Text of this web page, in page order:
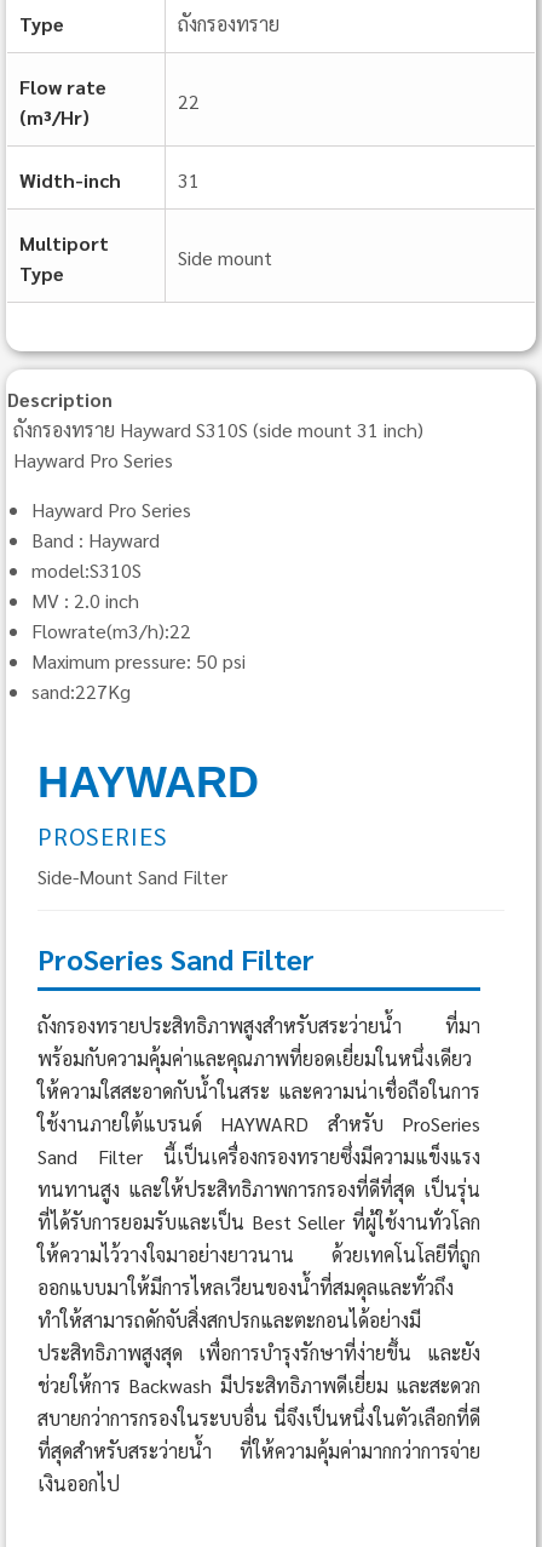
Type ถังกรองทราย
Flow rate
(m³/Hr)
22
Width-inch 31
Multiport
Type
Side mount
Description
ถังกรองทราย Hayward S310S (side mount 31 inch)
Hayward Pro Series
Hayward Pro Series
Band : Hayward
model:S310S
MV : 2.0 inch
Flowrate(m3/h):22
Maximum pressure: 50 psi
sand:227Kg
HAYWARD
PROSERIES
Side-Mount Sand Filter
ProSeries Sand Filter
ถังกรองทรายประสิทธิภาพสูงสำหรับสระว่ายน้ำ ที่มา
พร้อมกับความคุ้มค่าและคุณภาพที่ยอดเยี่ยมในหนึ่งเดียว
ให้ความใสสะอาดกับน้ำในสระ และความน่าเชื่อถือในการ
ใช้งานภายใต้แบรนด์ HAYWARD สำหรับ ProSeries
Sand Filter นี้เป็นเครื่องกรองทรายซึ่งมีความแข็งแรง
ทนทานสูง และให้ประสิทธิภาพการกรองที่ดีที่สุด เป็นรุ่น
ที่ได้รับการยอมรับและเป็น Best Seller ที่ผู้ใช้งานทั่วโลก
ให้ความไว้วางใจมาอย่างยาวนาน ด้วยเทคโนโลยีที่ถูก
ออกแบบมาให้มีการไหลเวียนของน้ำที่สมดุลและทั่วถึง
ทำให้สามารถดักจับสิ่งสกปรกและตะกอนได้อย่างมี
ประสิทธิภาพสูงสุด เพื่อการบำรุงรักษาที่ง่ายขึ้น และยัง
ช่วยให้การ Backwash มีประสิทธิภาพดีเยี่ยม และสะดวก
สบายกว่าการกรองในระบบอื่น นี่จึงเป็นหนึ่งในตัวเลือกที่ดี
ที่สุดสำหรับสระว่ายน้ำ ที่ให้ความคุ้มค่ามากกว่าการจ่าย
เงินออกไป